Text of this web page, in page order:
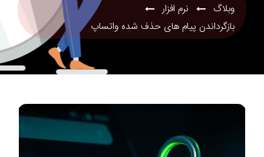
وبلاگ
نرم افزار
بازگرداندن پیام های حذف شده واتساپ